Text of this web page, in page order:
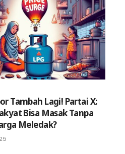
Tambah Lagi! Partai X:
Bisa Masak Tanpa
Meledak?